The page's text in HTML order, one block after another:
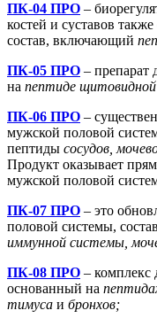
ПК-04 ПРО –
костей и суставов
состав, включающий
ПК-05 ПРО – препарат
на пептиде
ПК-06 ПРО –
мужской половой
пептиды сосудов,
Продукт оказывает
мужской половой
ПК-07 ПРО – это
половой системы,
иммунной системы,
ПК-08 ПРО – комплекс
основанный на
тимуса и бронхов;